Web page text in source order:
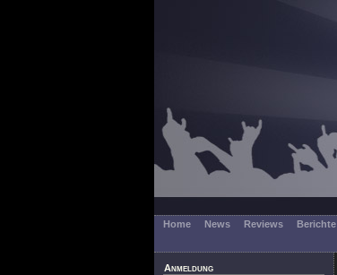
Home News Reviews Berichte
Anmeldung